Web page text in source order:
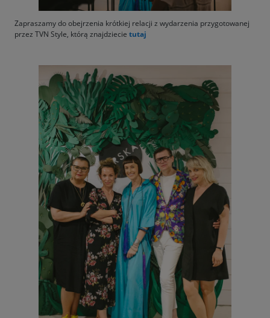
Zapraszamy do obejrzenia krótkiej relacji z wydarzenia przygotowanej
przez TVN Style, którą znajdziecie tutaj